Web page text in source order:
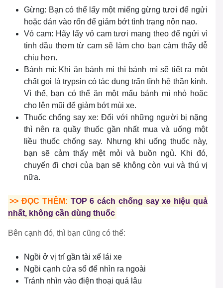
Gừng: Bạn có thể lấy một miếng gừng tươi để ngửi
hoặc dán vào rốn để giảm bớt tình trạng nôn nao.
Vỏ cam: Hãy lấy vỏ cam tươi mang theo để ngửi vì
tinh dầu thơm từ cam sẽ làm cho bạn cảm thấy dễ
chịu hơn.
Bánh mì: Khi ăn bánh mì thì bánh mì sẽ tiết ra một
chất gọi là trypsin có tác dụng trấn tĩnh hệ thần kinh.
Vì thế, bạn có thể ăn một mẩu bánh mì nhỏ hoặc
cho lên mũi để giảm bớt mùi xe.
Thuốc chống say xe: Đối với những người bị nặng
thì nên ra quầy thuốc gần nhất mua và uống một
liều thuốc chống say. Nhưng khi uống thuốc này,
bạn sẽ cảm thấy mệt mỏi và buồn ngủ. Khi đó,
chuyến đi chơi của bạn sẽ không còn vui và thú vị
nữa.
>> ĐỌC THÊM: TOP 6 cách chống say xe hiệu quả
nhất, không cần dùng thuốc
Bên cạnh đó, thì bạn cũng có thể:
Ngồi ở vị trí gần tài xế lái xe
Ngồi cạnh cửa sổ để nhìn ra ngoài
Tránh nhìn vào điện thoại quá lâu